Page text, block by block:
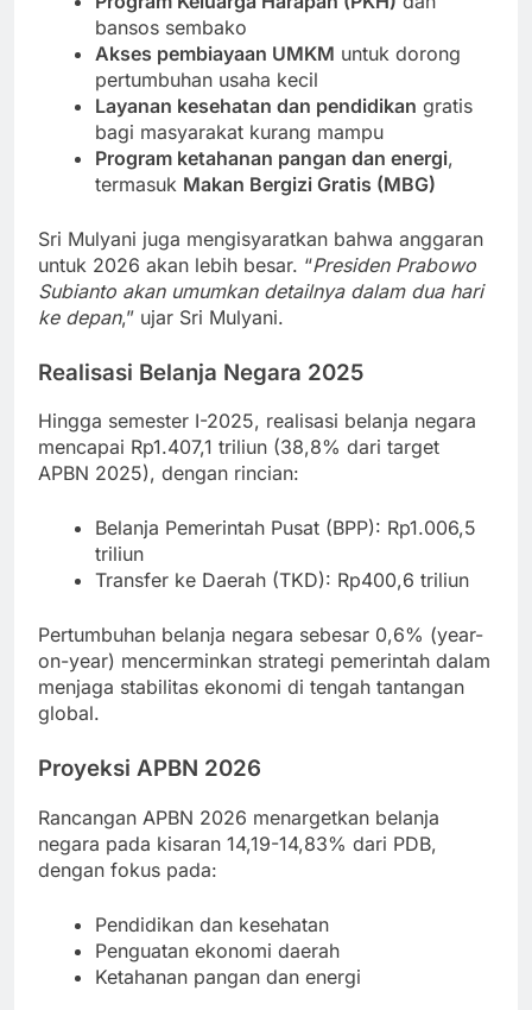
bansos sembako
Akses pembiayaan UMKM untuk dorong
pertumbuhan usaha kecil
Layanan kesehatan dan pendidikan gratis
bagi masyarakat kurang mampu
Program ketahanan pangan dan energi,
termasuk Makan Bergizi Gratis (MBG)
Sri Mulyani juga mengisyaratkan bahwa anggaran
untuk 2026 akan lebih besar. “Presiden Prabowo
Subianto akan umumkan detailnya dalam dua hari
ke depan,” ujar Sri Mulyani.
Realisasi Belanja Negara 2025
Hingga semester I-2025, realisasi belanja negara
mencapai Rp1.407,1 triliun (38,8% dari target
APBN 2025), dengan rincian:
Belanja Pemerintah Pusat (BPP): Rp1.006,5
triliun
Transfer ke Daerah (TKD): Rp400,6 triliun
Pertumbuhan belanja negara sebesar 0,6% (year-
on-year) mencerminkan strategi pemerintah dalam
menjaga stabilitas ekonomi di tengah tantangan
global.
Proyeksi APBN 2026
Rancangan APBN 2026 menargetkan belanja
negara pada kisaran 14,19-14,83% dari PDB,
dengan fokus pada:
Pendidikan dan kesehatan
Penguatan ekonomi daerah
Ketahanan pangan dan energi